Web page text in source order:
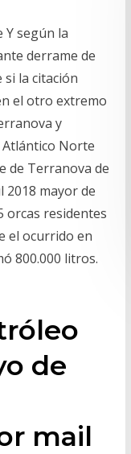
Y según la
derrame de
la citación
el otro extremo
y
Atlántico Norte
de Terranova de
mayor de
orcas residentes
el ocurrido en
800.000 litros.
de
mail